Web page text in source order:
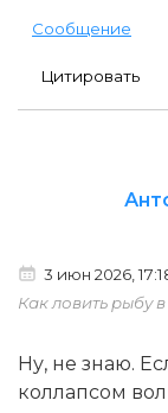
Сообщение
Цитировать
3 июн 2026,
Как ловить рыбу
Ну, не знаю.
коллапсом